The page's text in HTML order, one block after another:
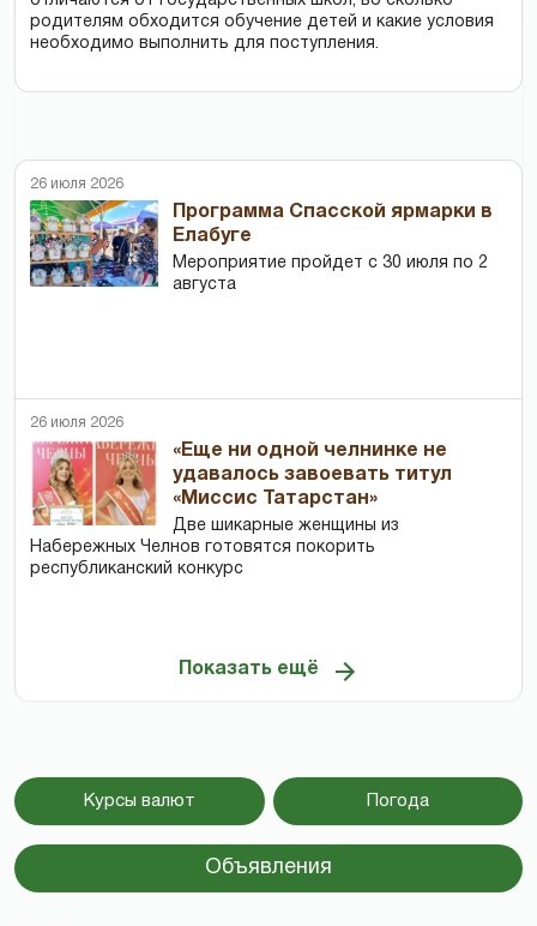
родителям обходится обучение детей и какие условия
необходимо выполнить для поступления.
26 июля 2026
Программа Спасской ярмарки в
Елабуге
Мероприятие пройдет с 30 июля по 2
августа
26 июля 2026
«Еще ни одной челнинке не
удавалось завоевать титул
«Миссис Татарстан»
Две шикарные женщины из
Набережных Челнов готовятся покорить
республиканский конкурс
Показать ещё
Курсы валют Погода
Объявления